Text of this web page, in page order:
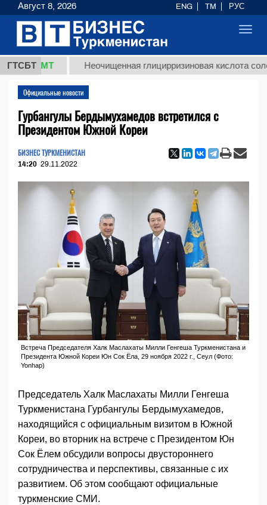
ГТСБТ
ТМТ Неочищенная глицирризиновая кислота
Официальные новости
Гурбангулы Бердымухамедов встретился с
Президентом Южной Кореи
БИЗНЕС ТУРКМЕНИСТАН
14:20 29.11.2022
Встреча Председателя Халк Маслахаты Милли Генгеша Туркменистана и
Президента Южной Кореи Юн Сок Ёла, 29 ноября 2022 г., Сеул (Фото:
Yonhap)
Председатель Халк Маслахаты Милли Генгеша
Туркменистана Гурбангулы Бердымухамедов,
находящийся с официальным визитом в Южной
Кореи, во вторник на встрече с Президентом Юн
Сок Ёлем обсудили вопросы двустороннего
сотрудничества и перспективы, связанные с их
развитием. Об этом сообщают официальные
туркменские СМИ.
Август 8, 2026 ENG TM РУС